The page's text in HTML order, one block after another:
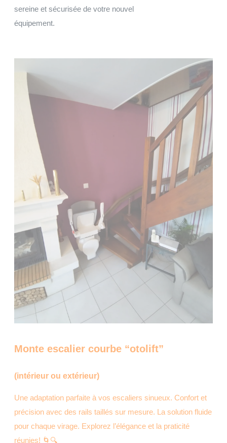
sereine et sécurisée de votre nouvel
équipement.
Monte escalier courbe “otolift”
(intérieur ou extérieur)
Une adaptation parfaite à vos escaliers sinueux. Confort et
précision avec des rails taillés sur mesure. La solution fluide
pour chaque virage. Explorez l’élégance et la praticité
réunies! 🌀🔍